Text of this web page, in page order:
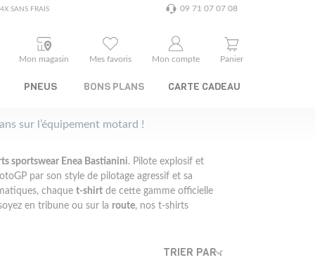
SANS FRAIS 09 71 07 07 08
Mon magasin
Mes favoris Mon compte Panier
PNEUS BONS PLANS CARTE CADEAU
sur l’équipement motard !
sportswear Enea Bastianini. Pilote explosif et
par son style de pilotage agressif et sa
chaque t-shirt de cette gamme officielle
en tribune ou sur la route, nos t-shirts
TRIER PAR :